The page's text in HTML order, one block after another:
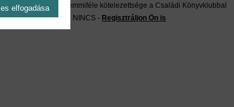
Önnek semmiféle kötelezettsége a Családi Könyvklubbal
szemben NINCS - Regisztráljon Ön is
elfogadása